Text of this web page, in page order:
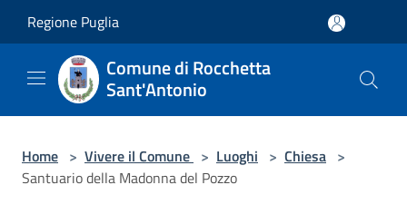
Regione Puglia
Comune di Rocchetta
Sant'Antonio
Home > Vivere il Comune > Luoghi > Chiesa >
Santuario della Madonna del Pozzo